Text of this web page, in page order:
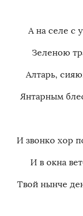
А на селе с
Зеленою
Алтарь,
Янтарным
И звонко хор
И в окна
Твой нынче